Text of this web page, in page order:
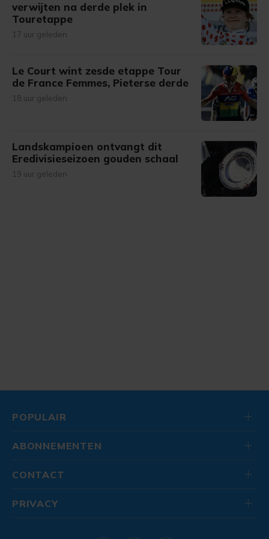
verwijten na derde plek in
Touretappe
17 uur geleden
Le Court wint zesde etappe Tour
de France Femmes, Pieterse derde
18 uur geleden
Landskampioen ontvangt dit
Eredivisieseizoen gouden schaal
19 uur geleden
POPULAIR
ABONNEMENTEN
CONTACT
PRIVACY